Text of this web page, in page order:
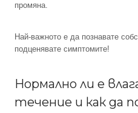
промяна.
Най-важното е да познавате
подценявате симптомите!
Нормално ли е
течение и как да